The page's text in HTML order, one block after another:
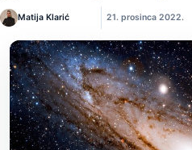
Matija Klarić 21. prosinca 2022.